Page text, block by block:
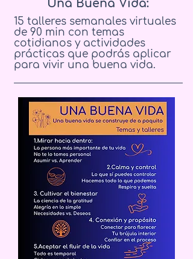
Una Buena Vida:
15 talleres semanales virtuales
de 90 min con temas
cotidianos y actividades
prácticas que podrás aplicar
para vivir una buena vida.